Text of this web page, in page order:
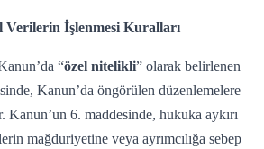
Verilerin İşlenmesi Kuralları
“özel nitelikli” olarak belirlenen
Kanun’da öngörülen düzenlemelere
Kanun’un 6. maddesinde, hukuka aykırı
mağduriyetine veya ayrımcılığa sebep